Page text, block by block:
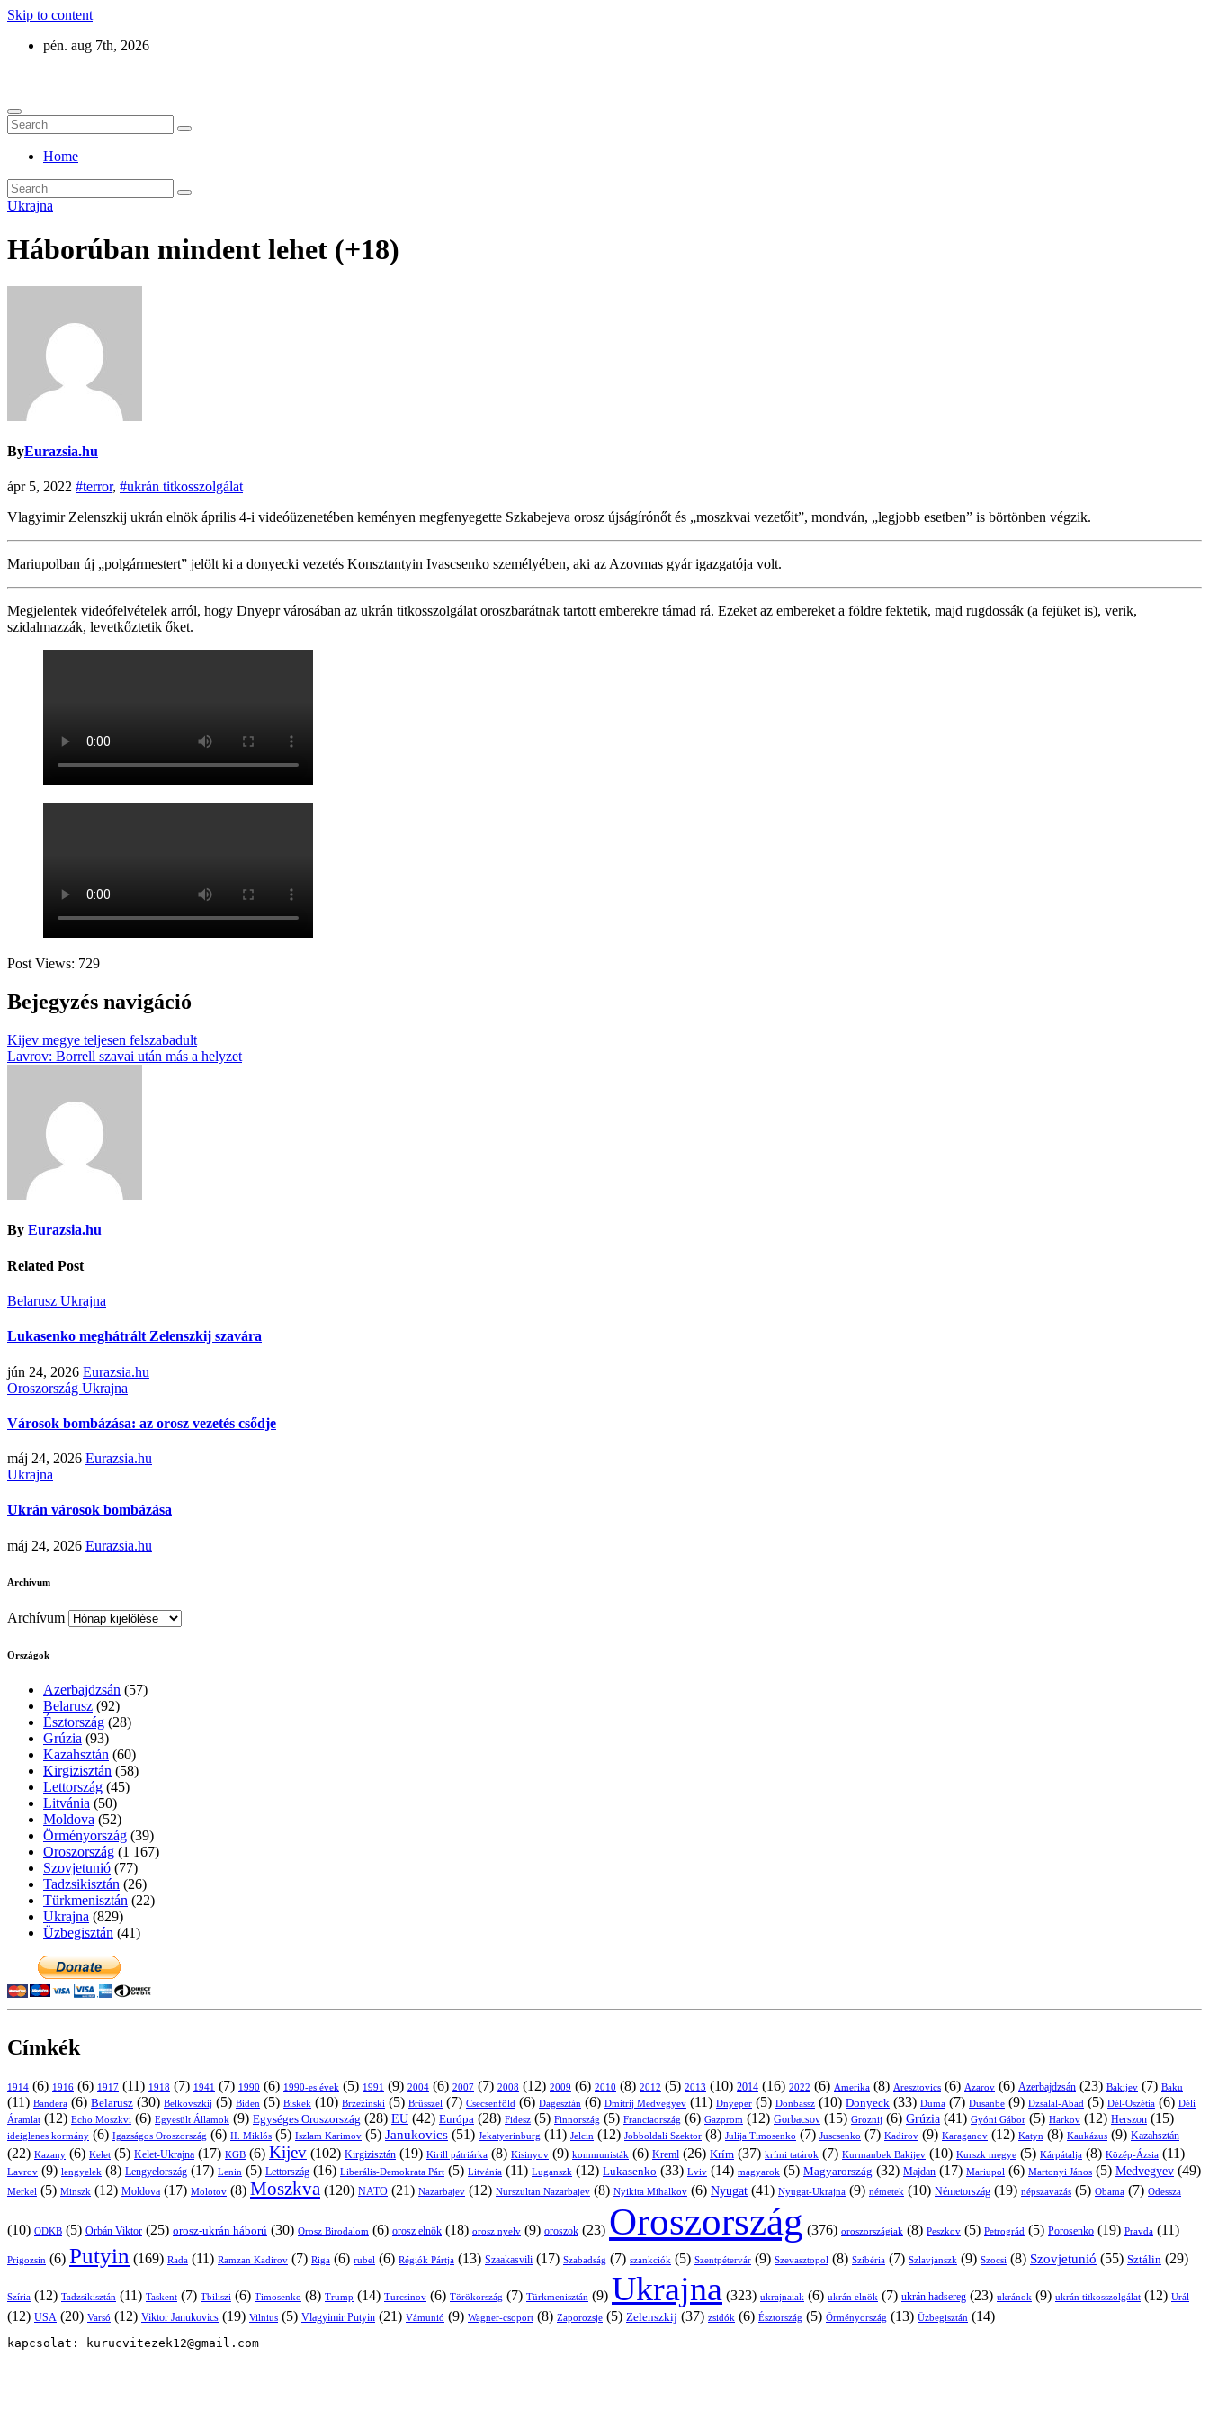
Skip to content
pén. aug 7th, 2026
Home
Ukrajna
Háborúban mindent lehet (+18)
ByEurazsia.hu
ápr 5, 2022 #terror, #ukrán titkosszolgálat
Vlagyimir Zelenszkij ukrán elnök április 4-i videóüzenetében keményen megfenyegette Szkabejeva orosz újságírónőt és „moszkvai vezetőit”, mondván, „legjobb esetben” is börtönben végzik.
Mariupolban új „polgármestert” jelölt ki a donyecki vezetés Konsztantyin Ivascsenko személyében, aki az Azovmas gyár igazgatója volt.
Megjelentek videófelvételek arról, hogy Dnyepr városában az ukrán titkosszolgálat oroszbarátnak tartott emberekre támad rá. Ezeket az embereket a földre fektetik, majd rugdossák (a fejüket is), verik,
szidalmazzák, levetkőztetik őket.
Post Views: 729
Bejegyzés navigáció
Kijev megye teljesen felszabadult
Lavrov: Borrell szavai után más a helyzet
By Eurazsia.hu
Related Post
Belarusz Ukrajna
Lukasenko meghátrált Zelenszkij szavára
jún 24, 2026 Eurazsia.hu
Oroszország Ukrajna
Városok bombázása: az orosz vezetés csődje
máj 24, 2026 Eurazsia.hu
Ukrajna
Ukrán városok bombázása
máj 24, 2026 Eurazsia.hu
Archívum
Archívum
Országok
Azerbajdzsán (57)
Belarusz (92)
Észtország (28)
Grúzia (93)
Kazahsztán (60)
Kirgizisztán (58)
Lettország (45)
Litvánia (50)
Moldova (52)
Örményország (39)
Oroszország (1 167)
Szovjetunió (77)
Tadzsikisztán (26)
Türkmenisztán (22)
Ukrajna (829)
Üzbegisztán (41)
Címkék
1914 (6) 1916 (6) 1917 (11) 1918 (7) 1941 (7) 1990 (6) 1990-es évek (5) 1991 (9) 2004 (6) 2007 (7) 2008 (12) 2009 (6) 2010 (8) 2012 (5) 2013 (10) 2014 (16) 2022 (6) Amerika (8) Aresztovics (6) Azarov (6) Azerbajdzsán (23) Bakijev (7) Baku
(11) Bandera (6) Belarusz (30) Belkovszkij (5) Biden (5) Biskek (10) Brzezinski (5) Brüsszel (7) Csecsenföld (6) Dagesztán (6) Dmitrij Medvegyev (11) Dnyeper (5) Donbassz (10) Donyeck (33) Duma (7) Dusanbe (9) Dzsalal-Abad (5) Dél-Oszétia (6) Déli
Áramlat (12) Echo Moszkvi (6) Egyesült Államok (9) Egységes Oroszország (28) EU (42) Európa (28) Fidesz (5) Finnország (5) Franciaország (6) Gazprom (12) Gorbacsov (15) Groznij (6) Grúzia (41) Gyóni Gábor (5) Harkov (12) Herszon (15)
ideiglenes kormány (6) Igazságos Oroszország (6) II. Miklós (5) Iszlam Karimov (5) Janukovics (51) Jekatyerinburg (11) Jelcin (12) Jobboldali Szektor (8) Julija Timosenko (7) Juscsenko (7) Kadirov (9) Karaganov (12) Katyn (8) Kaukázus (9) Kazahsztán
(22) Kazany (6) Kelet (5) Kelet-Ukrajna (17) KGB (6) Kijev (102) Kirgizisztán (19) Kirill pátriárka (8) Kisinyov (9) kommunisták (6) Kreml (26) Krím (37) krími tatárok (7) Kurmanbek Bakijev (10) Kurszk megye (5) Kárpátalja (8) Közép-Ázsia (11)
Lavrov (9) lengyelek (8) Lengyelország (17) Lenin (5) Lettország (16) Liberális-Demokrata Párt (5) Litvánia (11) Luganszk (12) Lukasenko (33) Lviv (14) magyarok (5) Magyarország (32) Majdan (17) Mariupol (6) Martonyi János (5) Medvegyev (49)
Merkel (5) Minszk (12) Moldova (17) Molotov (8) Moszkva (120) NATO (21) Nazarbajev (12) Nurszultan Nazarbajev (8) Nyikita Mihalkov (6) Nyugat (41) Nyugat-Ukrajna (9) németek (10) Németország (19) népszavazás (5) Obama (7) Odessza
(10) ODKB (5) Orbán Viktor (25) orosz-ukrán háború (30) Orosz Birodalom (6) orosz elnök (18) orosz nyelv (9) oroszok (23) Oroszország (376) oroszországiak (8) Peszkov (5) Petrográd (5) Porosenko (19) Pravda (11)
Prigozsin (6) Putyin (169) Rada (11) Ramzan Kadirov (7) Riga (6) rubel (6) Régiók Pártja (13) Szaakasvili (17) Szabadság (7) szankciók (5) Szentpétervár (9) Szevasztopol (8) Szibéria (7) Szlavjanszk (9) Szocsi (8) Szovjetunió (55) Sztálin (29)
Szíria (12) Tadzsikisztán (11) Taskent (7) Tbiliszi (6) Timosenko (8) Trump (14) Turcsinov (6) Törökország (7) Türkmenisztán (9) Ukrajna (323) ukrajnaiak (6) ukrán elnök (7) ukrán hadsereg (23) ukránok (9) ukrán titkosszolgálat (12) Urál
(12) USA (20) Varsó (12) Viktor Janukovics (19) Vilnius (5) Vlagyimir Putyin (21) Vámunió (9) Wagner-csoport (8) Zaporozsje (5) Zelenszkij (37) zsidók (6) Észtország (5) Örményország (13) Üzbegisztán (14)
kapcsolat: kurucvitezek12@gmail.com